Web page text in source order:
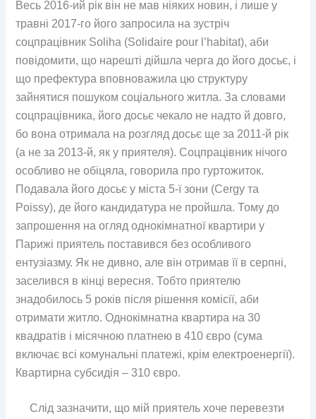
Весь 2016-ий рік він не мав ніяких новин, і лише у
травні 2017-го його запросила на зустріч
соцпрацівник Soliha (Solidaire pour l’habitat), аби
повідомити, що нарешті дійшла черга до його досьє, і
що префектура вповноважила цю структуру
зайнятися пошуком соціального житла. За словами
соцпрацівника, його досьє чекало не надто й довго,
бо вона отримала на розгляд досьє ще за 2011-й рік
(а не за 2013-й, як у приятеля). Соцпрацівник нічого
особливо не обіцяла, говорила про гуртожиток.
Подавала його досьє у міста 5-ї зони (Cergy та
Poissy), де його кандидатура не пройшла. Тому до
запрошення на огляд однокімнатної квартири у
Парижі приятель поставився без особливого
ентузіазму. Як не дивно, але він отримав її в серпні,
заселився в кінці вересня. Тобто приятелю
знадобилось 5 років після рішення комісії, аби
отримати житло. Однокімнатна квартира на 30
квадратів і місячною платнею в 410 євро (сума
включає всі комунальні платежі, крім електроенергії).
Квартирна субсидія – 310 євро.
Слід зазначити, що мій приятель хоче перевезти